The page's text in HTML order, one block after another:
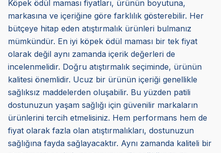
Köpek ödül maması fiyatları, ürünün boyutuna,
markasına ve içeriğine göre farklılık gösterebilir. Her
bütçeye hitap eden atıştırmalık ürünleri bulmanız
mümkündür. En iyi köpek ödül maması bir tek fiyat
olarak değil aynı zamanda içerik değerleri de
incelenmelidir. Doğru atıştırmalık seçiminde, ürünün
kalitesi önemlidir. Ucuz bir ürünün içeriği genellikle
sağlıksız maddelerden oluşabilir. Bu yüzden patili
dostunuzun yaşam sağlığı için güvenilir markaların
ürünlerini tercih etmelisiniz. Hem performans hem de
fiyat olarak fazla olan atıştırmalıkları, dostunuzun
sağlığına fayda sağlayacaktır. Aynı zamanda kaliteli bir